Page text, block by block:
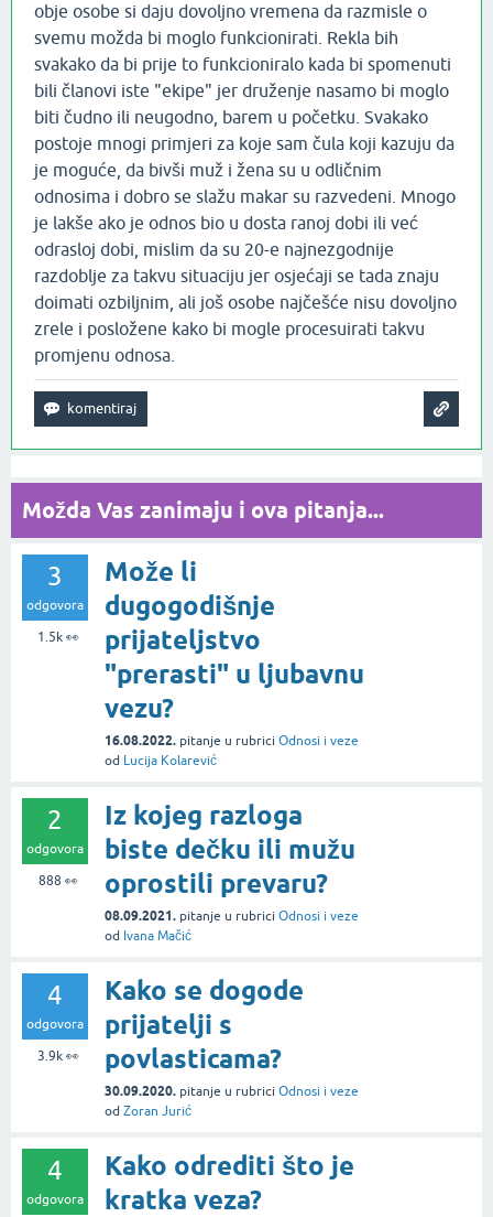
obje osobe si daju dovoljno vremena da razmisle o
svemu možda bi moglo funkcionirati. Rekla bih
svakako da bi prije to funkcioniralo kada bi spomenuti
bili članovi iste "ekipe" jer druženje nasamo bi moglo
biti čudno ili neugodno, barem u početku. Svakako
postoje mnogi primjeri za koje sam čula koji kazuju da
je moguće, da bivši muž i žena su u odličnim
odnosima i dobro se slažu makar su razvedeni. Mnogo
je lakše ako je odnos bio u dosta ranoj dobi ili već
odrasloj dobi, mislim da su 20-e najnezgodnije
razdoblje za takvu situaciju jer osjećaji se tada znaju
doimati ozbiljnim, ali još osobe najčešće nisu dovoljno
zrele i posložene kako bi mogle procesuirati takvu
promjenu odnosa.
Možda Vas zanimaju i ova pitanja...
3
odgovora
1.5k👀
Može li
dugogodišnje
prijateljstvo
"prerasti" u ljubavnu
vezu?
16.08.2022. pitanje u rubrici Odnosi i veze
od Lucija Kolarević
2
odgovora
888 👀
Iz kojeg razloga
biste dečku ili mužu
oprostili prevaru?
08.09.2021. pitanje u rubrici Odnosi i veze
od Ivana Mačić
4
odgovora
3.9k👀
Kako se dogode
prijatelji s
povlasticama?
30.09.2020. pitanje u rubrici Odnosi i veze
od Zoran Jurić
4
odgovora
Kako odrediti što je
kratka veza?